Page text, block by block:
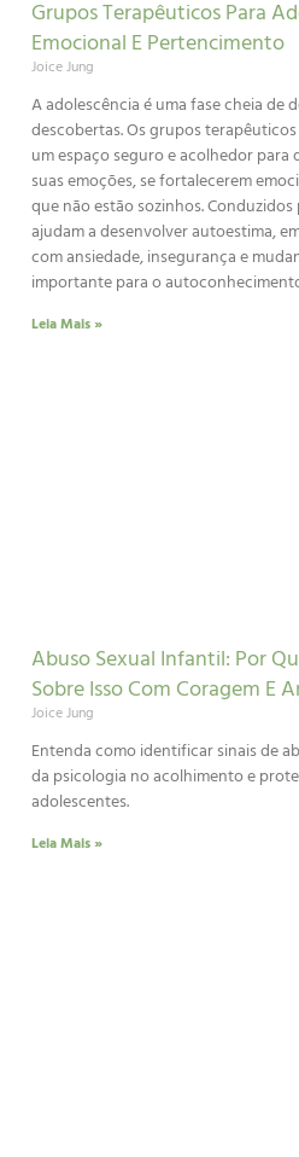
Grupos Terapêuticos Para
Emocional E Pertencimento
Joice Jung
A adolescência é uma fase cheia de
descobertas. Os grupos
um espaço seguro e acolhedor para
suas emoções, se fortalecerem
que não estão sozinhos.
ajudam a desenvolver autoestima,
com ansiedade, insegurança e
importante para o
Leia Mais »
Abuso Sexual Infantil: Por
Sobre Isso Com Coragem E
Joice Jung
Entenda como identificar sinais de
da psicologia no acolhimento e
adolescentes.
Leia Mais »